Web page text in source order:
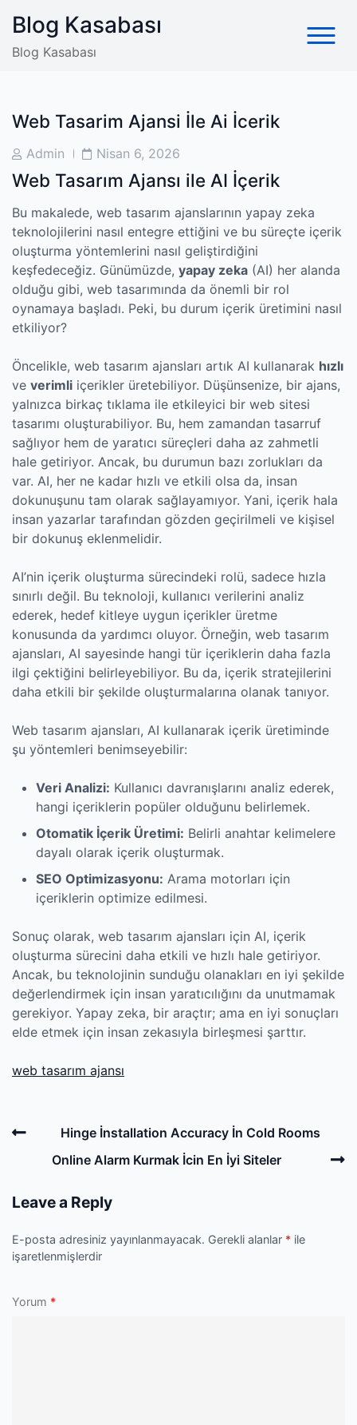
content
Blog Kasabası
Blog Kasabası
Web Tasarim Ajansi İle Ai İcerik
PostAdmin
PostNisan 6, 2026
Web Tasarım Ajansı ile AI İçerik
Bu makalede, web tasarım ajanslarının yapay zeka
teknolojilerini nasıl entegre ettiğini ve bu süreçte içerik
oluşturma yöntemlerini nasıl geliştirdiğini
keşfedeceğiz. Günümüzde, yapay zeka (AI) her alanda
olduğu gibi, web tasarımında da önemli bir rol
oynamaya başladı. Peki, bu durum içerik üretimini nasıl
etkiliyor?
Öncelikle, web tasarım ajansları artık AI kullanarak hızlı
ve verimli içerikler üretebiliyor. Düşünsenize, bir ajans,
yalnızca birkaç tıklama ile etkileyici bir web sitesi
tasarımı oluşturabiliyor. Bu, hem zamandan tasarruf
sağlıyor hem de yaratıcı süreçleri daha az zahmetli
hale getiriyor. Ancak, bu durumun bazı zorlukları da
var. AI, her ne kadar hızlı ve etkili olsa da, insan
dokunuşunu tam olarak sağlayamıyor. Yani, içerik hala
insan yazarlar tarafından gözden geçirilmeli ve kişisel
bir dokunuş eklenmelidir.
AI’nin içerik oluşturma sürecindeki rolü, sadece hızla
sınırlı değil. Bu teknoloji, kullanıcı verilerini analiz
ederek, hedef kitleye uygun içerikler üretme
konusunda da yardımcı oluyor. Örneğin, web tasarım
ajansları, AI sayesinde hangi tür içeriklerin daha fazla
ilgi çektiğini belirleyebiliyor. Bu da, içerik stratejilerini
daha etkili bir şekilde oluşturmalarına olanak tanıyor.
Web tasarım ajansları, AI kullanarak içerik üretiminde
şu yöntemleri benimseyebilir:
Veri Analizi: Kullanıcı davranışlarını analiz ederek,
hangi içeriklerin popüler olduğunu belirlemek.
Otomatik İçerik Üretimi: Belirli anahtar kelimelere
dayalı olarak içerik oluşturmak.
SEO Optimizasyonu: Arama motorları için
içeriklerin optimize edilmesi.
Sonuç olarak, web tasarım ajansları için AI, içerik
oluşturma sürecini daha etkili ve hızlı hale getiriyor.
Ancak, bu teknolojinin sunduğu olanakları en iyi şekilde
değerlendirmek için insan yaratıcılığını da unutmamak
gerekiyor. Yapay zeka, bir araçtır; ama en iyi sonuçları
elde etmek için insan zekasıyla birleşmesi şarttır.
web tasarım ajansı
Post
navigation
PreviousHinge İnstallation Accuracy İn Cold Rooms
Online Alarm Kurmak İcin En İyi Siteler
Leave a Reply
E-posta adresiniz yayınlanmayacak. Gerekli alanlar * ile
işaretlenmişlerdir
Yorum *